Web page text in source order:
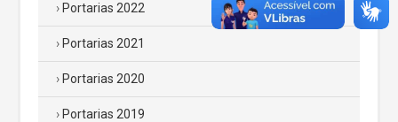
Portarias 2022
Portarias 2021
Portarias 2020
Portarias 2019